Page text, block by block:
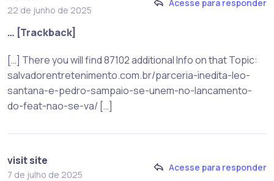
22 de junho de 2025
Acesse para responder
… [Trackback]
[…] There you will find 87102 additional Info on that Topic:
salvadorentretenimento.com.br/parceria-inedita-leo-
santana-e-pedro-sampaio-se-unem-no-lancamento-
do-feat-nao-se-va/ […]
visit site
7 de julho de 2025
Acesse para responder